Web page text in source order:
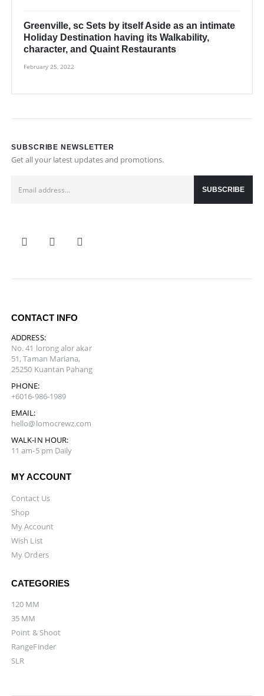
Greenville, sc Sets by itself Aside as an intimate
Holiday Destination having its Walkability,
character, and Quaint Restaurants
February 25, 2022
SUBSCRIBE NEWSLETTER
Get all your latest updates and promotions.
CONTACT INFO
ADDRESS:
No. 41 lorong alor akar
51, Taman Mariana,
25250 Kuantan Pahang
PHONE:
+6016-986-1989
EMAIL:
hello@lomocrewz.com
WALK-IN HOUR:
11 am-5 pm Daily
MY ACCOUNT
Contact Us
Shop
My Account
Wish List
My Orders
CATEGORIES
120 MM
35 MM
Point & Shoot
RangeFinder
SLR